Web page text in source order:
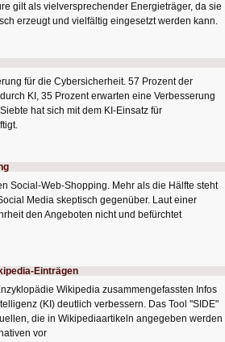
gilt als vielversprechender Energieträger, da sie
erzeugt und vielfältig eingesetzt werden kann.
für die Cybersicherheit. 57 Prozent der
KI, 35 Prozent erwarten eine Verbesserung
hat sich mit dem KI-Einsatz für
Social-Web-Shopping. Mehr als die Hälfte steht
Media skeptisch gegenüber. Laut einer
den Angeboten nicht und befürchtet
Einträgen
Wikipedia zusammengefassten Infos
(KI) deutlich verbessern. Das Tool "SIDE"
die in Wikipediaartikeln angegeben werden
vor